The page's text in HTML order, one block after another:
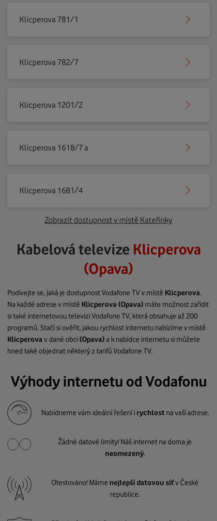
Klicperova 781/1
Klicperova 782/7
Klicperova 1201/2
Klicperova 1618/7 a
Klicperova 1681/4
Zobrazit dostupnost v místě Kateřinky
Kabelová televize Klicperova
(Opava)
Podívejte se, jaká je dostupnost Vodafone TV v místě Klicperova.
Na každé adrese v místě Klicperova (Opava) máte možnost zařídit
si také internetovou televizi Vodafone TV, která obsahuje až 200
programů. Stačí si ověřit, jakou rychlost internetu nabízíme v místě
Klicperova v dané obci(Opava)a k nabídce internetu si můžete
hned také objednat některý z tarifů Vodafone TV.
Výhody internetu od Vodafonu
Nabídneme vám ideální řešení i rychlost na vaší adrese.
Žádné datové limity! Náš internet na doma je
neomezený.
Otestováno! Máme nejlepší datovou síťv České
republice.